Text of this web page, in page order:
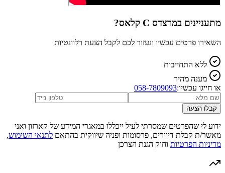
מתעניינים במרצדס C קלאס ?
השאירו פרטים עכשיו ונעזור לכם לקבל הצעת רלוונטיות
ללא התחייבות
מענה מהיר
או חייגו עכשיו:058-7809093
קבלו הצעה
ידוע לי שהפרטים שמסרתי לעיל ייכללו במאגרי המידע של קארזון ואני
מאשר/ת קבלת דיוורים, פרסומות ופניה שיווקית בהתאם לתנאי השימוש,
מדיניות הפרטיות וחוק הגנת הצרכן